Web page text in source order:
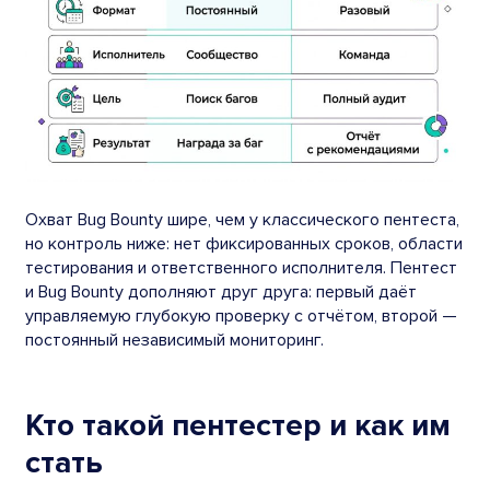
Охват Bug Bounty шире, чем у классического пентеста,
но контроль ниже: нет фиксированных сроков, области
тестирования и ответственного исполнителя. Пентест
и Bug Bounty дополняют друг друга: первый даёт
управляемую глубокую проверку с отчётом, второй —
постоянный независимый мониторинг.
Кто такой пентестер и как им
стать